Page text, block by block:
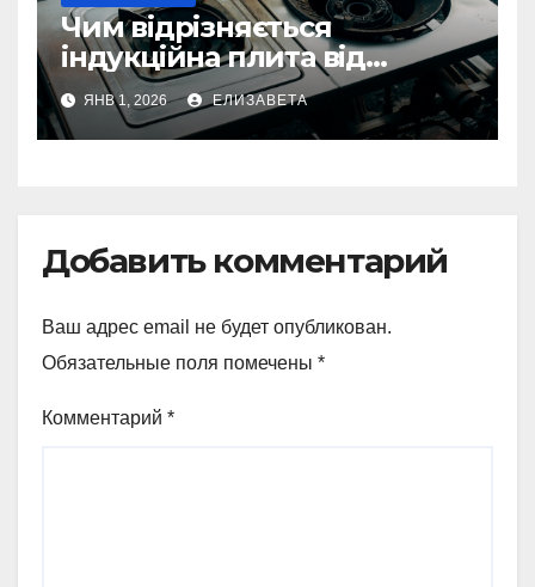
Чим відрізняється
індукційна плита від
електричної: переваги та
недоліки
ЯНВ 1, 2026 ЕЛИЗАВЕТА
Добавить комментарий
Ваш адрес email не будет опубликован.
Обязательные поля помечены *
Комментарий *